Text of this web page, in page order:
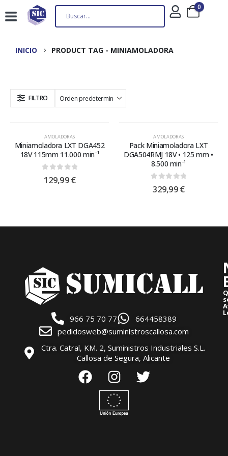
0
INICIO PRODUCT TAG - MINIAMOLADORA
FILTRO
AMOLADORAS
Miniamoladora LXT DGA452
18V 115mm 11.000 min⁻¹
0out of 5
129,99€
AMOLADORAS
Pack Miniamoladora LXT
DGA504RMJ 18V • 125 mm •
8.500 min⁻¹
0out of 5
329,99€
966 75 70 77
664458389
pedidosweb@suministroscallosa.com
Ctra. Catral, KM. 2, Suministros Industriales S.L.
Callosa de Segura, Alicante